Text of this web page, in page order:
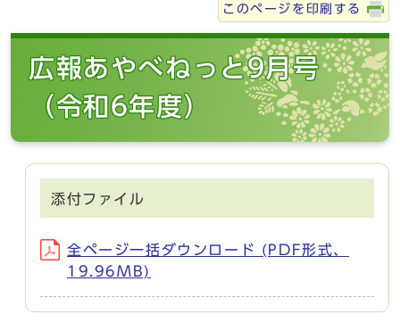
このページを印刷する
広報あやべねっと9月号
（令和6年度）
添付ファイル
全ページ一括ダウンロード (PDF形式、
19.96MB)